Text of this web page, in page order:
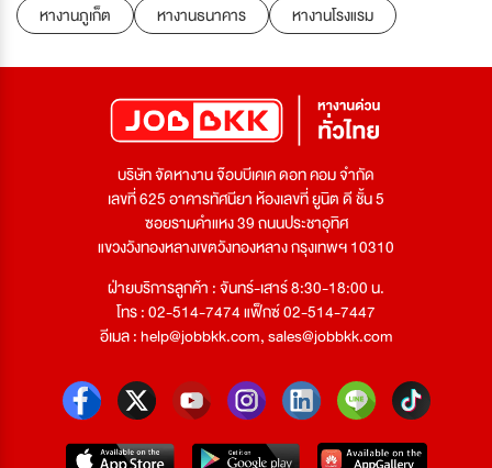
หางานภูเก็ต
หางานธนาคาร หางานโรงแรม
บริษัท จัดหางาน จ๊อบบีเคเค ดอท คอม จำกัด
เลขที่ 625 อาคารทัศนียา ห้องเลขที่ ยูนิต ดี ชั้น 5
ซอยรามคำแหง 39 ถนนประชาอุทิศ
แขวงวังทองหลางเขตวังทองหลาง กรุงเทพฯ 10310
ฝ่ายบริการลูกค้า : จันทร์-เสาร์ 8:30-18:00 น.
โทร : 02-514-7474 แฟ็กซ์ 02-514-7447
อีเมล :help@jobbkk.com,sales@jobbkk.com